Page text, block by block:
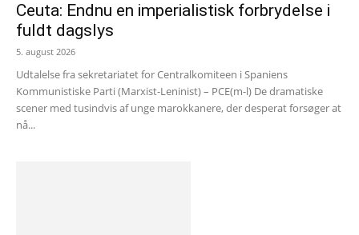
Ceuta: Endnu en imperialistisk forbrydelse i
fuldt dagslys
5. august 2026
Udtalelse fra sekretariatet for Centralkomiteen i Spaniens
Kommunistiske Parti (Marxist-Leninist) – PCE(m-l) De dramatiske
scener med tusindvis af unge marokkanere, der desperat forsøger at
nå...